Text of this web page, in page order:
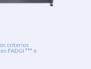
criterios
FADGI *** e